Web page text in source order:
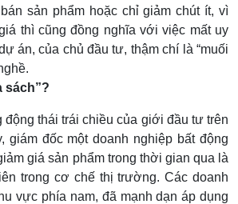
sản phẩm hoặc chỉ giảm chút ít, vì
thì cũng đồng nghĩa với việc mất uy
án, của chủ đầu tư, thậm chí là “muối
sách”?
động thái trái chiều của giới đầu tư trên
giám đốc một doanh nghiệp bất động
giá sản phẩm trong thời gian qua là
trong cơ chế thị trường. Các doanh
vực phía nam, đã mạnh dạn áp dụng